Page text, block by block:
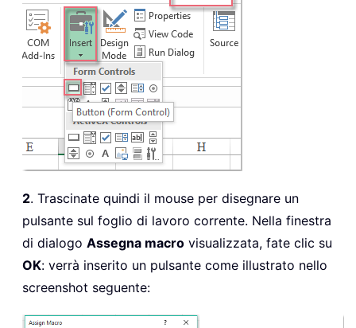
2. Trascinate quindi il mouse per disegnare un
pulsante sul foglio di lavoro corrente. Nella finestra
di dialogo Assegna macro visualizzata, fate clic su
OK: verrà inserito un pulsante come illustrato nello
screenshot seguente: